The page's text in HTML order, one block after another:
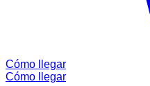
Cómo llegar
Cómo llegar